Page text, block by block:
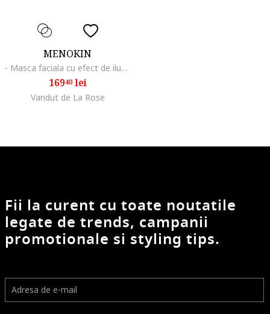
MENOKIN
- Masca faciala cu efect de iluminare rapida cu bule in 30 de secunde BRIGHT, 95 ml - masca faciala cu efect de iluminare cu bule
16940lei
Vandut de La Rose
Fii la curent cu toate noutatile
legate de trends, campanii
promotionale si styling tips.